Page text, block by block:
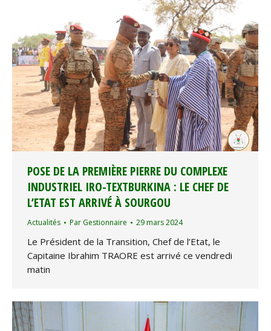
POSE DE LA PREMIÈRE PIERRE DU COMPLEXE
INDUSTRIEL IRO-TEXTBURKINA : LE CHEF DE
L’ETAT EST ARRIVÉ À SOURGOU
Actualités Par Gestionnaire 29 mars 2024
Le Président de la Transition, Chef de l’Etat, le
Capitaine Ibrahim TRAORE est arrivé ce vendredi
matin